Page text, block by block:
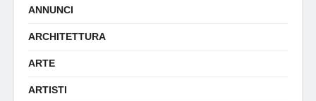
ANNUNCI
ARCHITETTURA
ARTE
ARTISTI